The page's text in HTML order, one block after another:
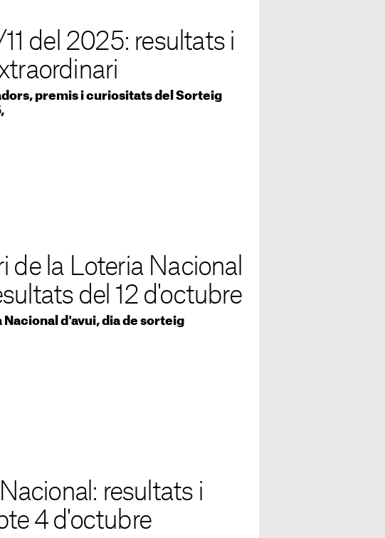
del 2025: resultats i
premis i curiositats del Sorteig
de la Loteria Nacional
del 12 d'octubre
d'avui, dia de sorteig
resultats i
4 d'octubre